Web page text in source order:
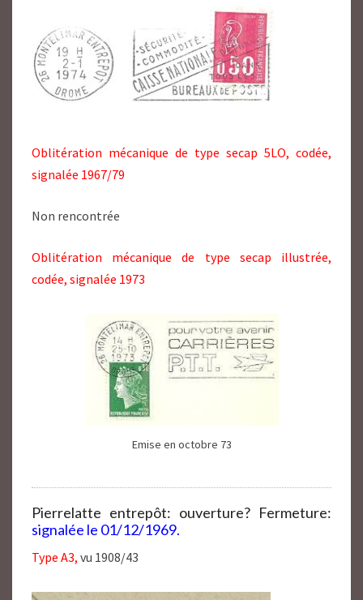
Oblitération mécanique de type secap 5LO, codée,
signalée 1967/79
Non rencontrée
Oblitération mécanique de type secap illustrée,
codée, signalée 1973
Emise en octobre 73
Pierrelatte entrepôt: ouverture? Fermeture:
signalée le 01/12/1969.
Type A3, vu 1908/43